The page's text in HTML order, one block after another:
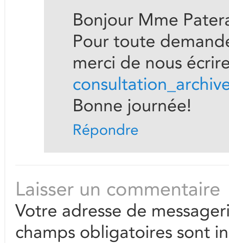
Bonjour Mme
Pour toute
merci de nous
Bonne journée!
Répondre
Laisser un commentaire
Votre adresse de
champs obligatoires sont